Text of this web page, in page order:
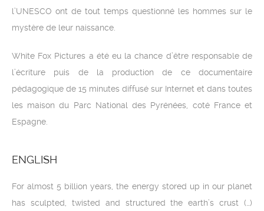
l’UNESCO ont de tout temps questionné les hommes sur le
mystère de leur naissance.
White Fox Pictures a été eu la chance d’être responsable de
l’écriture puis de la production de ce documentaire
pédagogique de 15 minutes diffusé sur Internet et dans toutes
les maison du Parc National des Pyrénées, coté France et
Espagne.
ENGLISH
For almost 5 billion years, the energy stored up in our planet
has sculpted, twisted and structured the earth’s crust (…)